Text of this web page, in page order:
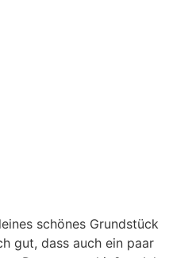
schönes Grundstück
gut, dass auch ein paar